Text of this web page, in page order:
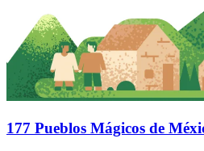
177 Pueblos Mágicos de